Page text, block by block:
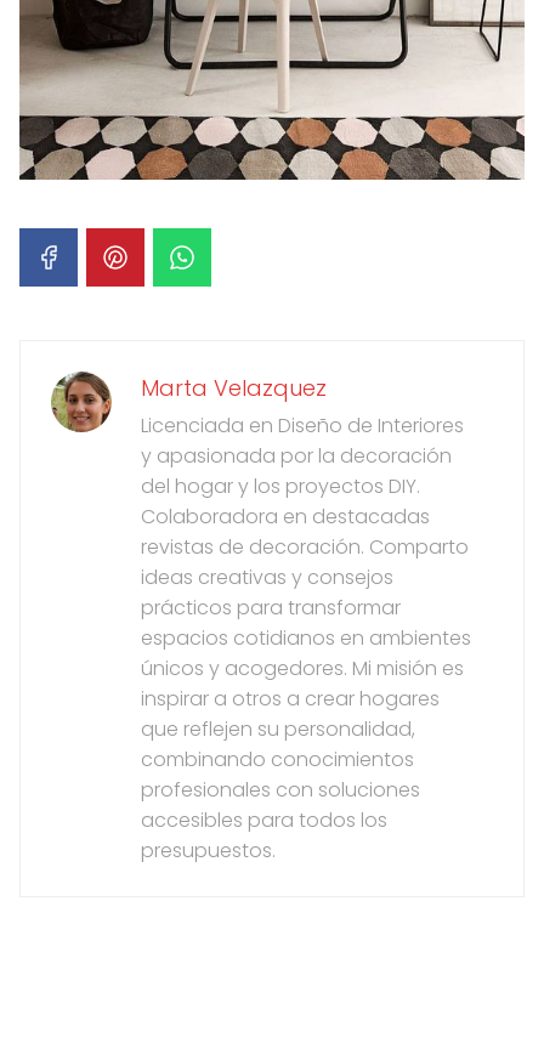
Marta Velazquez
Licenciada en Diseño de Interiores
y apasionada por la decoración
del hogar y los proyectos DIY.
Colaboradora en destacadas
revistas de decoración. Comparto
ideas creativas y consejos
prácticos para transformar
espacios cotidianos en ambientes
únicos y acogedores. Mi misión es
inspirar a otros a crear hogares
que reflejen su personalidad,
combinando conocimientos
profesionales con soluciones
accesibles para todos los
presupuestos.